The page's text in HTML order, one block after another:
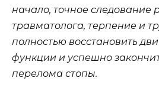
начало, точное следование
травматолога, терпение и
полностью восстановить
функции и успешно
перелома стопы.